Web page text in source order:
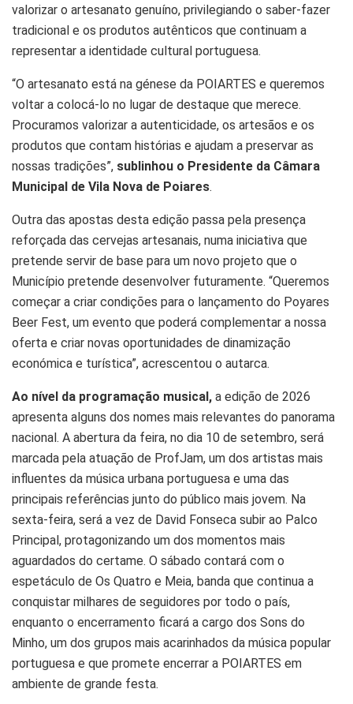
valorizar o artesanato genuíno, privilegiando o saber-fazer
tradicional e os produtos autênticos que continuam a
representar a identidade cultural portuguesa.
“O artesanato está na génese da POIARTES e queremos
voltar a colocá-lo no lugar de destaque que merece.
Procuramos valorizar a autenticidade, os artesãos e os
produtos que contam histórias e ajudam a preservar as
nossas tradições”, sublinhou o Presidente da Câmara
Municipal de Vila Nova de Poiares.
Outra das apostas desta edição passa pela presença
reforçada das cervejas artesanais, numa iniciativa que
pretende servir de base para um novo projeto que o
Município pretende desenvolver futuramente. “Queremos
começar a criar condições para o lançamento do Poyares
Beer Fest, um evento que poderá complementar a nossa
oferta e criar novas oportunidades de dinamização
económica e turística”, acrescentou o autarca.
Ao nível da programação musical, a edição de 2026
apresenta alguns dos nomes mais relevantes do panorama
nacional. A abertura da feira, no dia 10 de setembro, será
marcada pela atuação de ProfJam, um dos artistas mais
influentes da música urbana portuguesa e uma das
principais referências junto do público mais jovem. Na
sexta-feira, será a vez de David Fonseca subir ao Palco
Principal, protagonizando um dos momentos mais
aguardados do certame. O sábado contará com o
espetáculo de Os Quatro e Meia, banda que continua a
conquistar milhares de seguidores por todo o país,
enquanto o encerramento ficará a cargo dos Sons do
Minho, um dos grupos mais acarinhados da música popular
portuguesa e que promete encerrar a POIARTES em
ambiente de grande festa.